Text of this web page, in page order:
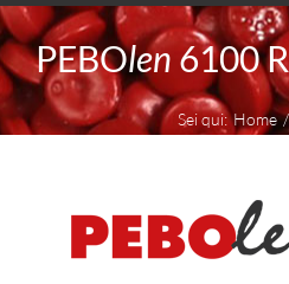
Azienda
Prodotti
Download
PEBOlen 6100
Sei qui: Home